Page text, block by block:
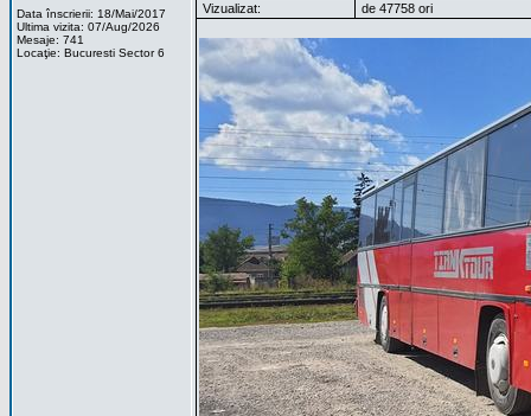
Data înscrierii: 18/Mai/2017
Ultima vizita: 07/Aug/2026
Mesaje: 741
Locaţie: Bucuresti Sector 6
Vizualizat:
de 47758 ori